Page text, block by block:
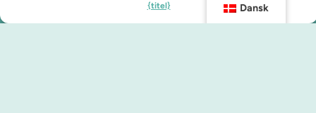
{titel} Dansk